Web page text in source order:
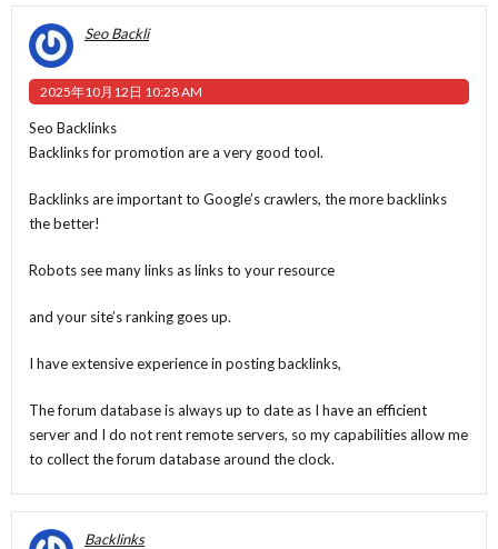
Seo Backli
2025年10月12日 10:28 AM
Seo Backlinks
Backlinks for promotion are a very good tool.
Backlinks are important to Google’s crawlers, the more backlinks
the better!
Robots see many links as links to your resource
and your site’s ranking goes up.
I have extensive experience in posting backlinks,
The forum database is always up to date as I have an efficient
server and I do not rent remote servers, so my capabilities allow me
to collect the forum database around the clock.
Backlinks